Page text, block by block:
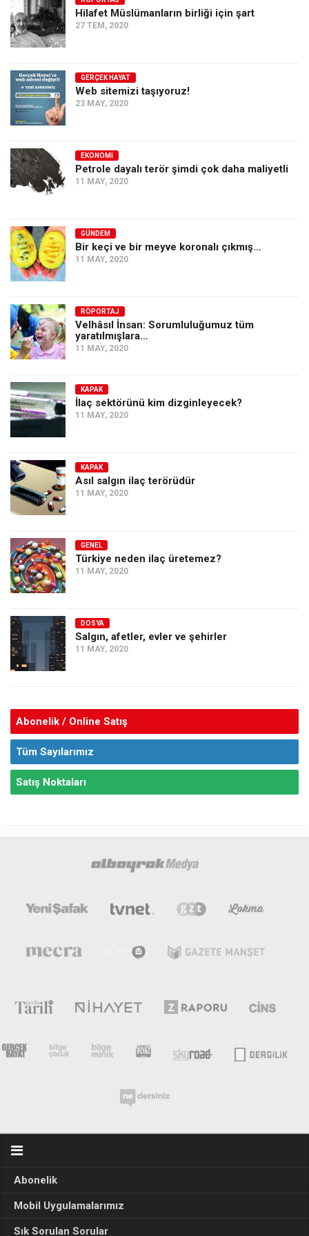
Ekonomi
Spor
Sağlık
Gıda-Beslenme
Türkiye
Siyaset
Dünya
Asya
Amerika
Avustralya
Tarih
Düşünce
Dosyalar
Hilafet Müslümanların birliği için şart
27 TEM, 2020
GERÇEK HAYAT
Web sitemizi taşıyoruz!
23 MAY, 2020
EKONOMI
Petrole dayalı terör şimdi çok daha maliyetli
11 MAY, 2020
GÜNDEM
Bir keçi ve bir meyve koronalı çıkmış…
11 MAY, 2020
RÖPORTAJ
Velhâsıl İnsan: Sorumluluğumuz tüm
yaratılmışlara…
11 MAY, 2020
KAPAK
İlaç sektörünü kim dizginleyecek?
11 MAY, 2020
KAPAK
Asıl salgın ilaç terörüdür
11 MAY, 2020
GENEL
Türkiye neden ilaç üretemez?
11 MAY, 2020
DOSYA
Salgın, afetler, evler ve şehirler
11 MAY, 2020
Abonelik / Online Satış
Tüm Sayılarımız
Satış Noktaları
Abonelik
Mobil Uygulamalarımız
Sık Sorulan Sorular